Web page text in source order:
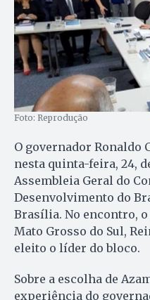
Foto: Reprodução
O governador Ronaldo
nesta quinta-feira, 24,
Assembleia Geral do
Desenvolvimento do
Brasília. No encontro,
Mato Grosso do Sul,
eleito o líder do bloco.
Sobre a escolha de
experiência do